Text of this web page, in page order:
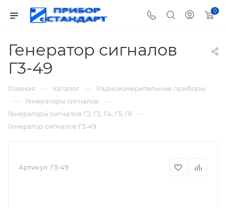
0
Генератор сигналов
Г3-49
Главная — Каталог — Радиоизмерительные приборы
— Генераторы сигналов —
Генераторы сигналов Г2, Г3, Г4, Г5, Г6 —
Генератор сигналов Г3-49
Артикул: Г3-49